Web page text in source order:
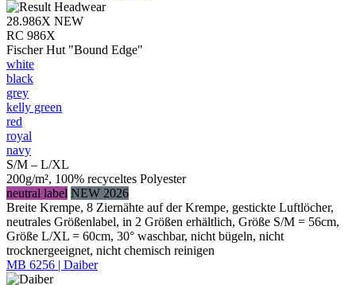
28.986X NEW
RC 986X
Fischer Hut "Bound Edge"
white
black
grey
kelly green
red
royal
navy
S/M – L/XL
200g/m², 100% recyceltes Polyester
neutral label NEW 2026
Breite Krempe, 8 Ziernähte auf der Krempe, gestickte Luftlöcher,
neutrales Größenlabel, in 2 Größen erhältlich, Größe S/M = 56cm,
Größe L/XL = 60cm, 30° waschbar, nicht bügeln, nicht
trocknergeeignet, nicht chemisch reinigen
MB 6256 | Daiber